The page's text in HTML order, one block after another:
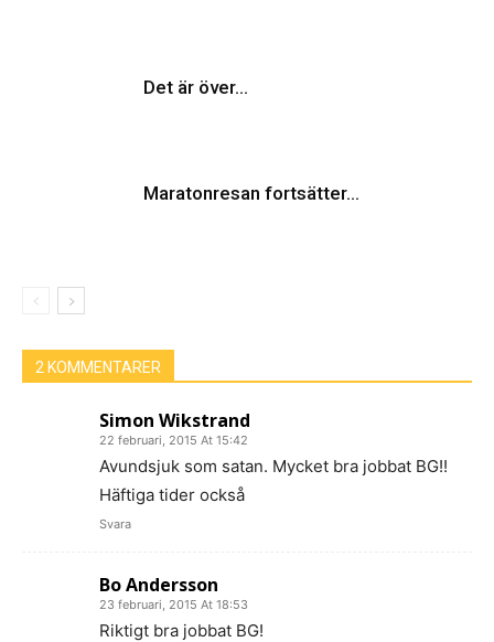
Det är över…
Maratonresan fortsätter…
2 KOMMENTARER
Simon Wikstrand
22 februari, 2015 At 15:42
Avundsjuk som satan. Mycket bra jobbat BG!!
Häftiga tider också
Svara
Bo Andersson
23 februari, 2015 At 18:53
Riktigt bra jobbat BG!